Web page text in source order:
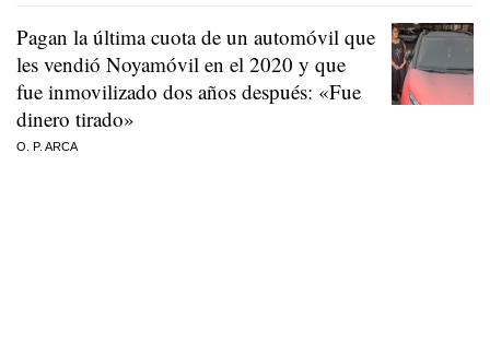
Pagan la última cuota de un automóvil que
les vendió Noyamóvil en el 2020 y que
fue inmovilizado dos años después: «Fue
dinero tirado»
O. P. ARCA